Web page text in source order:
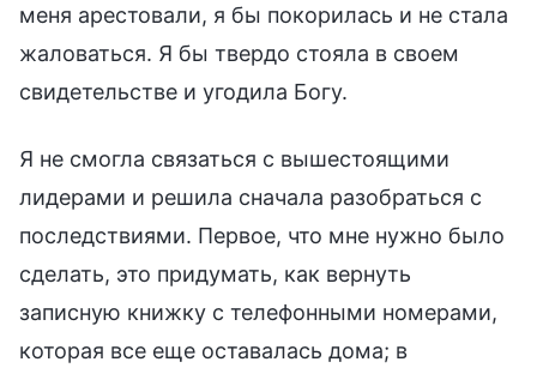
меня арестовали, я бы покорилась и не стала
жаловаться. Я бы твердо стояла в своем
свидетельстве и угодила Богу.
Я не смогла связаться с вышестоящими
лидерами и решила сначала разобраться с
последствиями. Первое, что мне нужно было
сделать, это придумать, как вернуть
записную книжку с телефонными номерами,
которая все еще оставалась дома; в